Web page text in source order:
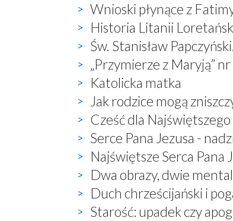
Wnioski płynące z
Historia Litanii
Św. Stanisław
„Przymierze z Maryją”
Katolicka matka
Jak rodzice mogą
Cześć dla
Serce Pana Jezusa -
Najświętsze Serca Pana
Dwa obrazy, dwie
Duch chrześcijański i
Starość: upadek czy